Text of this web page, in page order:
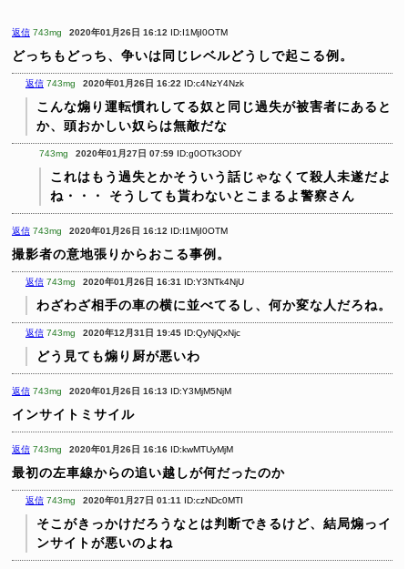
返信 743mg 2020年01月26日 16:12 ID:I1MjI0OTM
どっちもどっち、争いは同じレベルどうしで起こる例。
返信 743mg 2020年01月26日 16:22 ID:c4NzY4Nzk
こんな煽り運転慣れしてる奴と同じ過失が被害者にあると
か、頭おかしい奴らは無敵だな
743mg 2020年01月27日 07:59 ID:g0OTk3ODY
これはもう過失とかそういう話じゃなくて殺人未遂だよ
ね・・・
そうしても貰わないとこまるよ警察さん
返信 743mg 2020年01月26日 16:12 ID:I1MjI0OTM
撮影者の意地張りからおこる事例。
返信 743mg 2020年01月26日 16:31 ID:Y3NTk4NjU
わざわざ相手の車の横に並べてるし、何か変な人だろね。
返信 743mg 2020年12月31日 19:45 ID:QyNjQxNjc
どう見ても煽り厨が悪いわ
返信 743mg 2020年01月26日 16:13 ID:Y3MjM5NjM
インサイトミサイル
返信 743mg 2020年01月26日 16:16 ID:kwMTUyMjM
最初の左車線からの追い越しが何だったのか
返信 743mg 2020年01月27日 01:11 ID:czNDc0MTI
そこがきっかけだろうなとは判断できるけど、結局煽っイ
ンサイトが悪いのよね